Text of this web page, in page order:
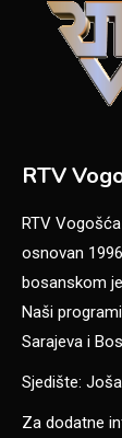
RTV
RTV
osnovan
bosanskom
Naši
Sarajeva i
Sjedište:
Za dodatne